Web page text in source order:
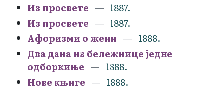
Из просвете
1887.
Из просвете
1887.
Афоризми о жени
1888.
Два дана из бележнице једне
одборкиње
1888.
Нове књиге
1888.